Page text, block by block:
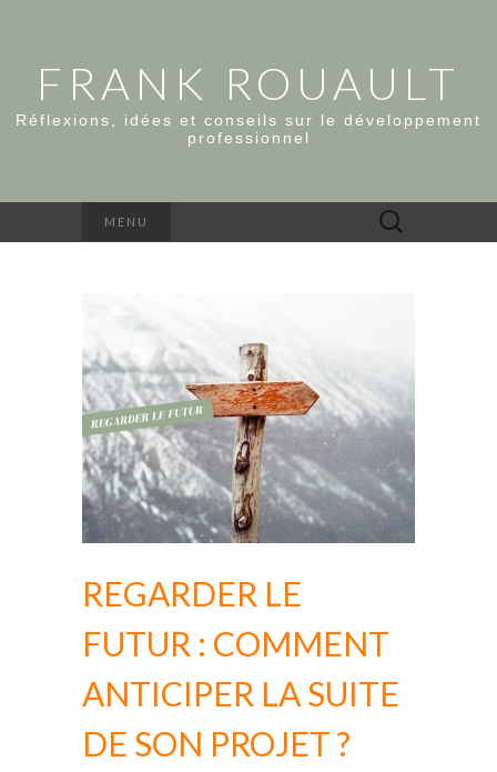
FRANK ROUAULT
Réflexions, idées et conseils sur le développement
professionnel
MENU Rechercher :
REGARDER LE
FUTUR : COMMENT
ANTICIPER LA SUITE
DE SON PROJET ?